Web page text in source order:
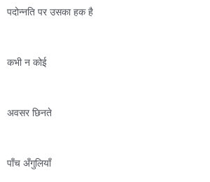
पदोन्नति पर उसका हक है
कभी न कोई
अवसर छिनते
पाँच अँगुलियाँ